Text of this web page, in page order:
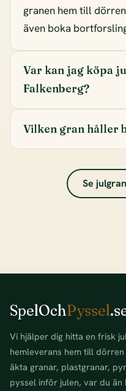
granen hem till
även boka
Var kan jag köpa
Falkenberg?
Vilken gran håller
Se
SpelOchPyssel
Vi hjälper dig hitta en frisk
hemleverans hem till
äkta granar, plastgranar,
pyssel inför julen, var du än